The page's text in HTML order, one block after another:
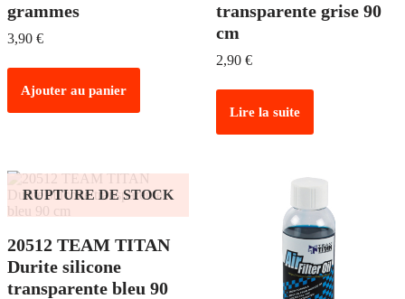
grammes
3,90 €
Ajouter au panier
transparente grise 90
cm
2,90 €
Lire la suite
RUPTURE DE STOCK
20512 TEAM TITAN
Durite silicone
transparente bleu 90